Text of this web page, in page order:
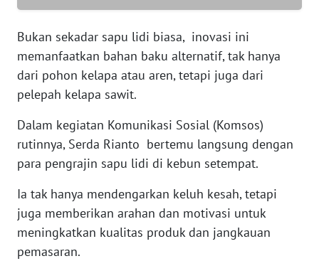
Bukan sekadar sapu lidi biasa, inovasi ini
memanfaatkan bahan baku alternatif, tak hanya
dari pohon kelapa atau aren, tetapi juga dari
pelepah kelapa sawit.
Dalam kegiatan Komunikasi Sosial (Komsos)
rutinnya, Serda Rianto bertemu langsung dengan
para pengrajin sapu lidi di kebun setempat.
Ia tak hanya mendengarkan keluh kesah, tetapi
juga memberikan arahan dan motivasi untuk
meningkatkan kualitas produk dan jangkauan
pemasaran.
WN
BARAT
WN
RIAU
WN
SERAMBI
WN
JAMBI
WN
SULTRA